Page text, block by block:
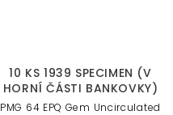
10 KS 1939 SPECIMEN (V
HORNÍ ČÁSTI BANKOVKY)
PMG 64 EPQ Gem Uncirculated